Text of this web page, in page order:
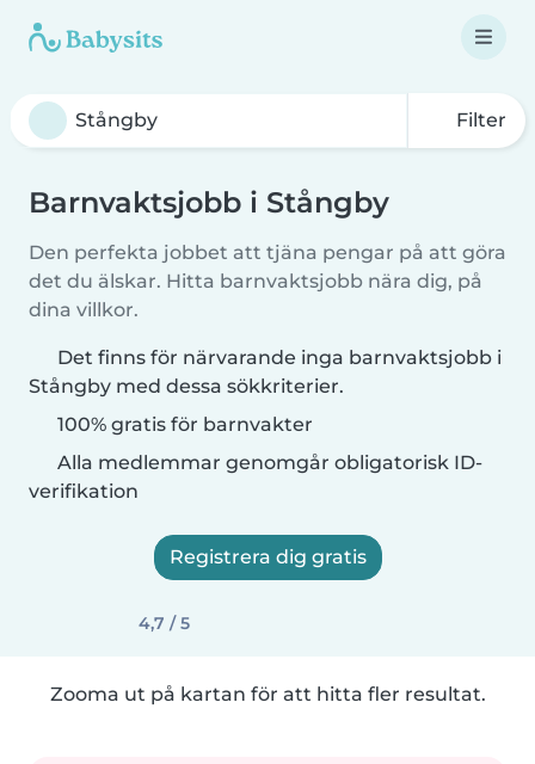
Filter
Barnvaktsjobb i Stångby
Den perfekta jobbet att tjäna pengar på att göra
det du älskar. Hitta barnvaktsjobb nära dig, på
dina villkor.
Det finns för närvarande inga barnvaktsjobb i
Stångby med dessa sökkriterier.
100% gratis för barnvakter
Alla medlemmar genomgår obligatorisk ID-
verifikation
Registrera dig gratis
4,7 / 5
Zooma ut på kartan för att hitta fler resultat.